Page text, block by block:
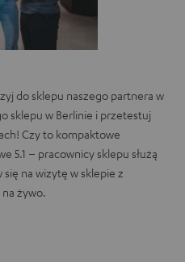
do sklepu naszego partnera w
sklepu w Berlinie i przetestuj
Czy to kompaktowe
5.1 – pracownicy sklepu służą
na wizytę w sklepie z
żywo.